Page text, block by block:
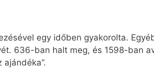
egy időben gyakorolta.
636-ban halt meg, és 1598-ban